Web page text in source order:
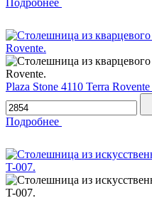
Plaza Stone 4110 Terra Rovente
Подробнее